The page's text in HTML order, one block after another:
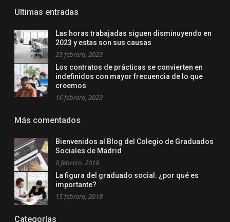
Ultimas entradas
Las horas trabajadas siguen disminuyendo en
2023 y estas son sus causas
23 febrero, 2023
Los contratos de prácticas se convierten en
indefinidos con mayor frecuencia de lo que
creemos
16 febrero, 2023
Más comentados
Bienvenidos al Blog del Colegio de Graduados
Sociales de Madrid
8 febrero, 2018
La figura del graduado social: ¿por qué es
importante?
15 febrero, 2018
Categorías